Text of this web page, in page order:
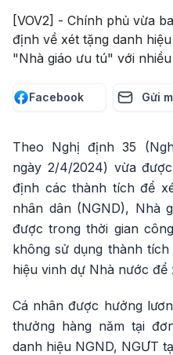
[VOV2] - Chính phủ vừa
định về xét tặng danh
"Nhà giáo ưu tú" với
Facebook Gửi
Theo Nghị định 35
ngày 2/4/2024) vừa
định các thành tích để
nhân dân (NGND), Nhà
được trong thời gian
không sử dụng thành
hiệu vinh dự Nhà nước để
Cá nhân được hưởng
thưởng hàng năm tại
danh hiệu NGND, NGƯT